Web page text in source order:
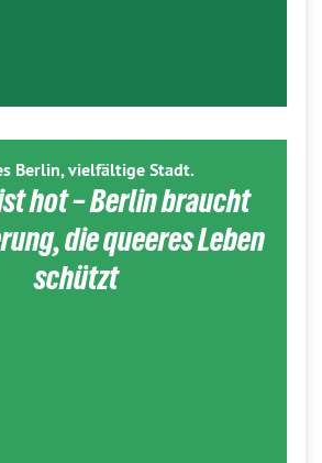
Berlin, vielfältige Stadt.
hot – Berlin braucht
die queeres Leben
schützt